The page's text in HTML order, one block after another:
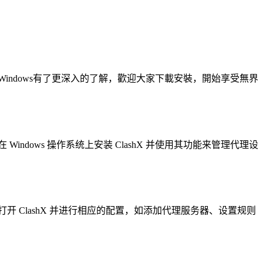
有了更深入的了解，歡迎大家下載安裝，開始享受無界
Windows 操作系统上安装 ClashX 并使用其功能来管理代理设
ClashX 并进行相应的配置，如添加代理服务器、设置规则